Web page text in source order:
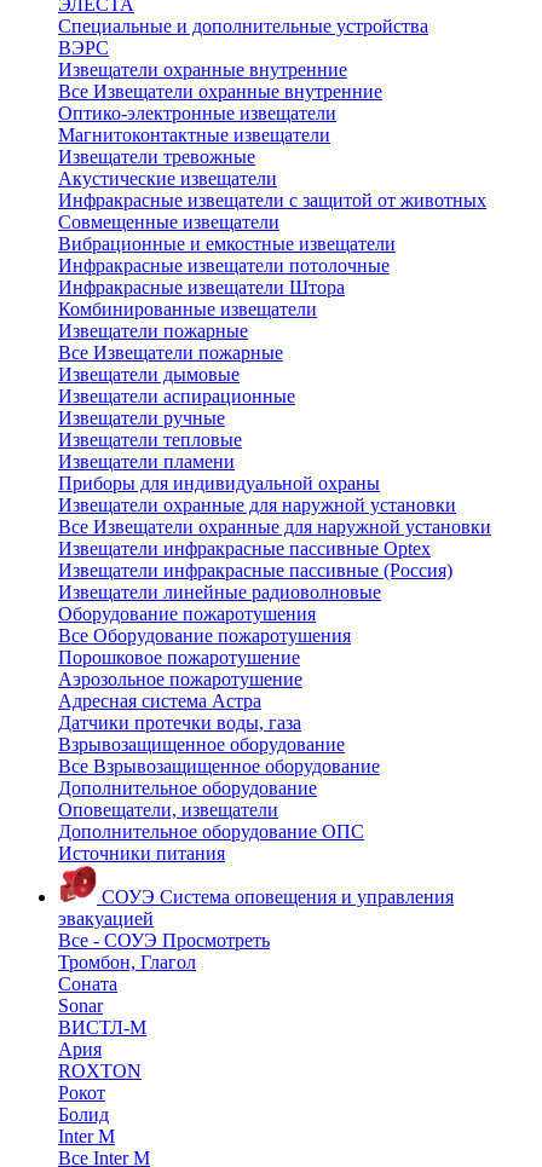
ЭЛЕСТА
Специальные и дополнительные устройства
ВЭРС
Извещатели охранные внутренние
Все Извещатели охранные внутренние
Оптико-электронные извещатели
Магнитоконтактные извещатели
Извещатели тревожные
Акустические извещатели
Инфракрасные извещатели с защитой от животных
Совмещенные извещатели
Вибрационные и емкостные извещатели
Инфракрасные извещатели потолочные
Инфракрасные извещатели Штора
Комбинированные извещатели
Извещатели пожарные
Все Извещатели пожарные
Извещатели дымовые
Извещатели аспирационные
Извещатели ручные
Извещатели тепловые
Извещатели пламени
Приборы для индивидуальной охраны
Извещатели охранные для наружной установки
Все Извещатели охранные для наружной установки
Извещатели инфракрасные пассивные Optex
Извещатели инфракрасные пассивные (Россия)
Извещатели линейные радиоволновые
Оборудование пожаротушения
Все Оборудование пожаротушения
Порошковое пожаротушение
Аэрозольное пожаротушение
Адресная система Астра
Датчики протечки воды, газа
Взрывозащищенное оборудование
Все Взрывозащищенное оборудование
Дополнительное оборудование
Оповещатели, извещатели
Дополнительное оборудование ОПС
Источники питания
СОУЭ Система оповещения и управления
эвакуацией
Все - СОУЭ Просмотреть
Тромбон, Глагол
Соната
Sonar
ВИСТЛ-М
Ария
ROXTON
Рокот
Болид
Inter M
Все Inter M